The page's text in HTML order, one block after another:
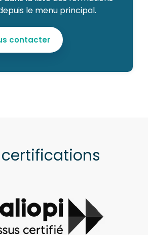
le menu principal.
contacter
certifications